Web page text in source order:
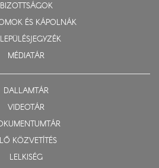
BIZOTTSÁGOK
ÉS KÁPOLNÁK
MÉDIATÁR
DALLAMTÁR
VIDEOTÁR
KÖZVETÍTÉS
LELKISÉG